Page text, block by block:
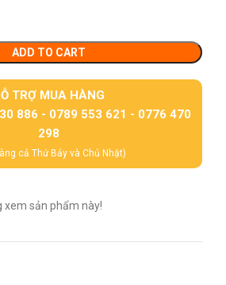
ADD TO CART
TRỢ MUA HÀNG
886 - 0789 553 621 - 0776 470
298
cả Thứ Bảy và Chủ Nhật)
xem sản phẩm này!